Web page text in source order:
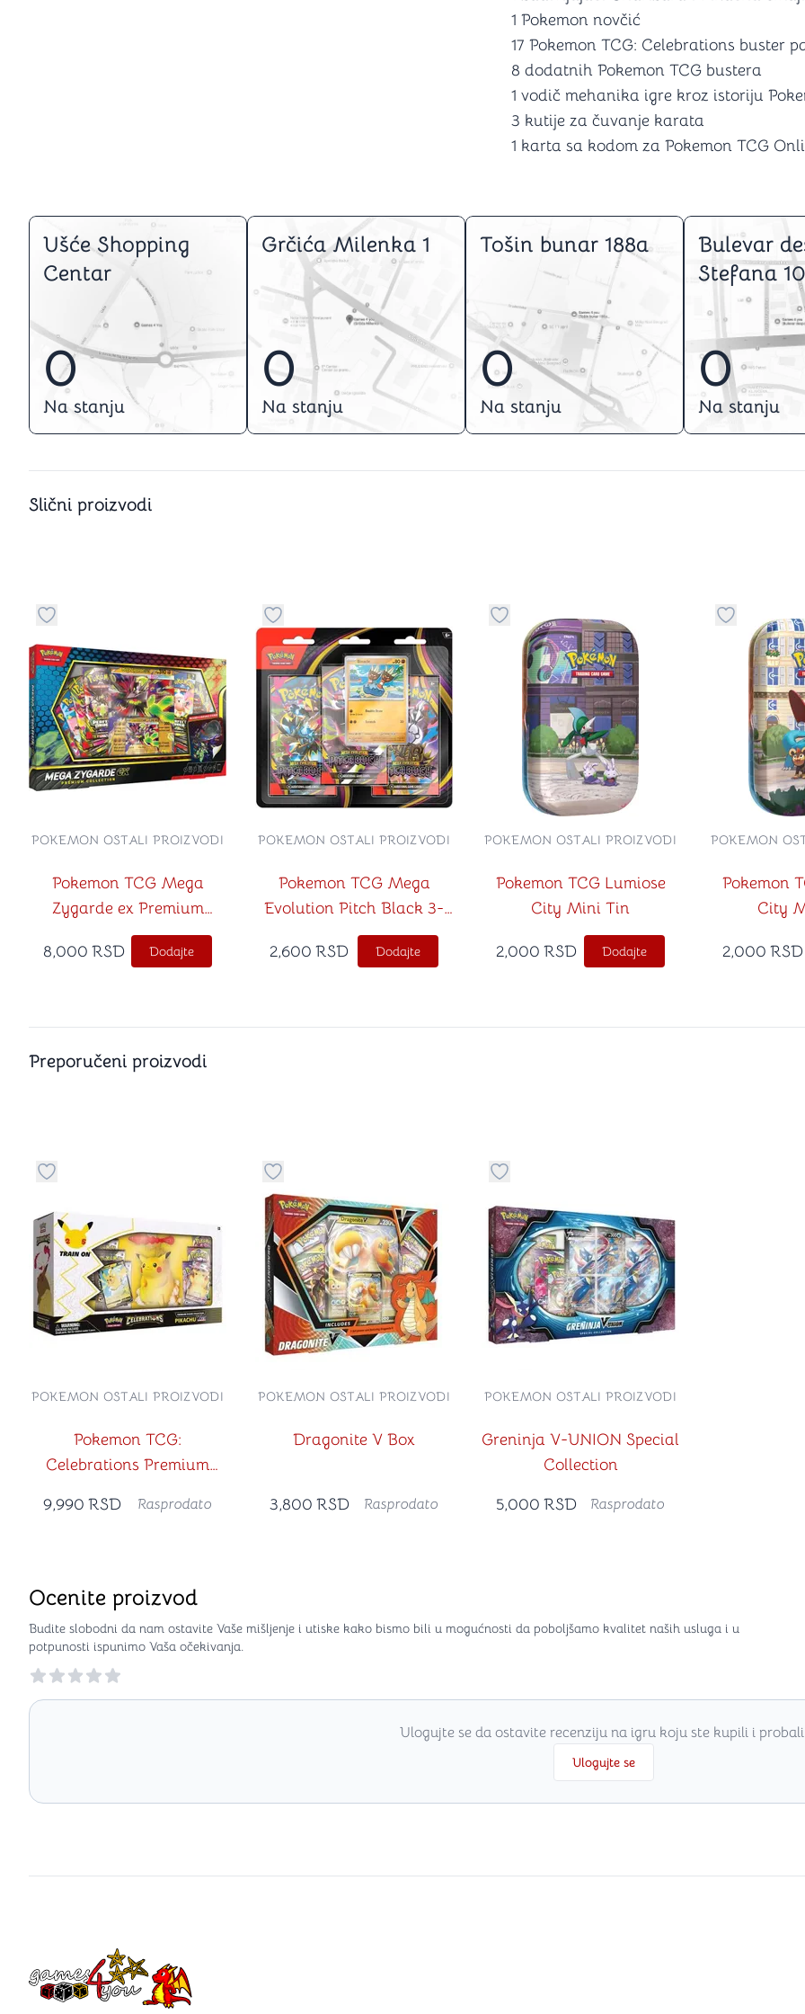
1 Pokemon novčić
17 Pokemon TCG: Celebrations buster
8 dodatnih Pokemon TCG bustera
1 vodič mehanika igre kroz istoriju
3 kutije za čuvanje karata
1 karta sa kodom za Pokemon TCG
Ušće Shopping
Centar
0
Na stanju
Grčića Milenka 1
0
Na stanju
Tošin bunar 188a
0
Na stanju
Bulevar
Stefana
0
Na stanju
Slični proizvodi
Dugme za dodavanje stvari u kategoriju omiljeno
Pokemon TCG Mega
Zygarde ex Premium
Collection
POKEMON OSTALI PROIZVODI
8,000 RSD Dodajte
Dugme za dodavanje stvari u kategoriju omiljeno
Pokemon TCG Mega
Evolution Pitch Black 3-
Booster Blister Binacle
POKEMON OSTALI PROIZVODI
2,600 RSD Dodajte
Dugme za dodavanje stvari u kategoriju
Pokemon TCG Lumiose
City Mini Tin
POKEMON OSTALI PROIZVODI
2,000 RSD Dodajte
Dugme za
Pokemon
City
POKEMON
2,000 RSD
Preporučeni proizvodi
Dugme za dodavanje stvari u kategoriju omiljeno
Pokemon TCG:
Celebrations Premium
Pikachu VMAX
POKEMON OSTALI PROIZVODI
9,990 RSD Rasprodato
Dugme za dodavanje stvari u kategoriju omiljeno
Dragonite V Box
POKEMON OSTALI PROIZVODI
3,800 RSD Rasprodato
Dugme za dodavanje stvari u kategoriju omiljeno
Greninja V-UNION Special
Collection
POKEMON OSTALI PROIZVODI
5,000 RSD Rasprodato
Ocenite proizvod
Budite slobodni da nam ostavite Vaše mišljenje i utiske kako bismo bili u mogućnosti da poboljšamo kvalitet naših usluga i u
potpunosti ispunimo Vaša očekivanja.
Reviews
Ulogujte se da ostavite recenziju na igru koju ste kupili i
Ulogujte se
Games4you logo